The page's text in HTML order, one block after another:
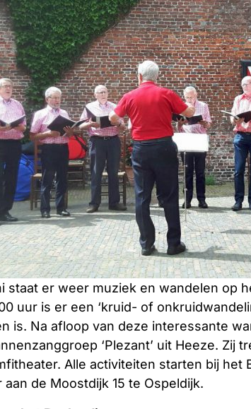
staat er weer muziek en wandelen op
uur is er een ‘kruid- of
is. Na afloop van deze interessante
‘Plezant’ uit Heeze. Zij
Alle activiteiten starten bij het
de Moostdijk 15 te Ospeldijk.